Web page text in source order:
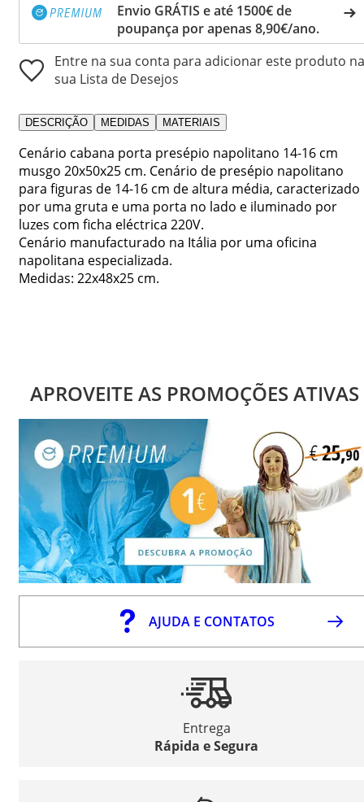
Envio GRÁTIS e até 1500€ de
poupança por apenas 8,90€/ano.
Entre na sua conta para adicionar este produto na
sua Lista de Desejos
DESCRIÇÃO MEDIDAS MATERIAIS
Cenário cabana porta presépio napolitano 14-16 cm
musgo 20x50x25 cm. Cenário de presépio napolitano
para figuras de 14-16 cm de altura média, caracterizado
por uma gruta e uma porta no lado e iluminado por
luzes com ficha eléctrica 220V.
Cenário manufacturado na Itália por uma oficina
napolitana especializada.
Medidas: 22x48x25 cm.
APROVEITE AS PROMOÇÕES ATIVAS
AJUDA E CONTATOS
Entrega
Rápida e Segura